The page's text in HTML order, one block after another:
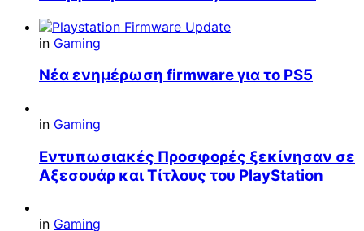
in Gaming
Νέα ενημέρωση firmware για το PS5
in Gaming
Εντυπωσιακές Προσφορές ξεκίνησαν σε
Αξεσουάρ και Τίτλους του PlayStation
in Gaming